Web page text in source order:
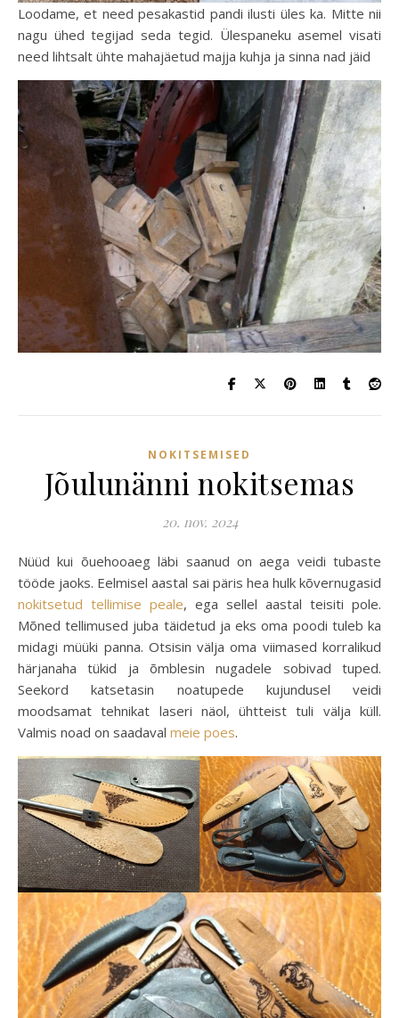
Loodame, et need pesakastid pandi ilusti üles ka. Mitte nii
nagu ühed tegijad seda tegid. Ülespaneku asemel visati
need lihtsalt ühte mahajäetud majja kuhja ja sinna nad jäid
NOKITSEMISED
Jõulunänni nokitsemas
20. nov. 2024
Nüüd kui õuehooaeg läbi saanud on aega veidi tubaste
tööde jaoks. Eelmisel aastal sai päris hea hulk kõvernugasid
nokitsetud tellimise peale, ega sellel aastal teisiti pole.
Mõned tellimused juba täidetud ja eks oma poodi tuleb ka
midagi müüki panna. Otsisin välja oma viimased korralikud
härjanaha tükid ja õmblesin nugadele sobivad tuped.
Seekord katsetasin noatupede kujundusel veidi
moodsamat tehnikat laseri näol, ühtteist tuli välja küll.
Valmis noad on saadaval meie poes.